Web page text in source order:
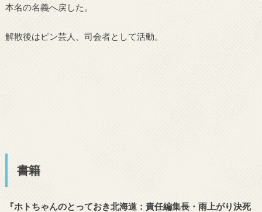
本名の名義へ戻した。
解散後はピン芸人、司会者として活動。
書籍
『ホトちゃんのとっておき北海道：責任編集長・雨上がり決死